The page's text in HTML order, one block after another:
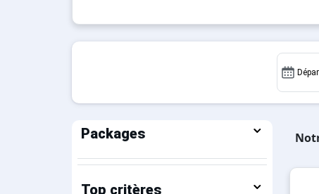
Menuires Croisette, une station réputée
totale immersion avec la beauté des
famille ou entre amis, c'est l'occasion
Packages
Top critères